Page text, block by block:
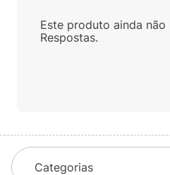
Este produto ainda não
Respostas.
Categorias